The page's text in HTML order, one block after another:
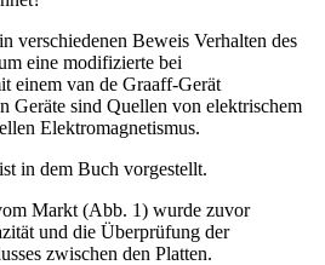
verschiedenen Beweis Verhalten des
eine modifizierte bei
einem van de Graaff-Gerät
Geräte sind Quellen von elektrischem
Elektromagnetismus.
in dem Buch vorgestellt.
Markt (Abb. 1) wurde zuvor
und die Überprüfung der
zwischen den Platten.